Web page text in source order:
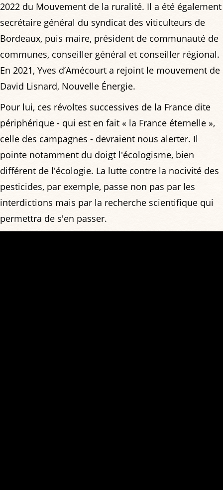
2022 du Mouvement de la ruralité. Il a été également
secrétaire général du syndicat des viticulteurs de
Bordeaux, puis maire, président de communauté de
communes, conseiller général et conseiller régional.
En 2021, Yves d’Amécourt a rejoint le mouvement de
David Lisnard, Nouvelle Énergie.
Pour lui, ces révoltes successives de la France dite
périphérique - qui est en fait « la France éternelle »,
celle des campagnes - devraient nous alerter. Il
pointe notamment du doigt l'écologisme, bien
différent de l'écologie. La lutte contre la nocivité des
pesticides, par exemple, passe non pas par les
interdictions mais par la recherche scientifique qui
permettra de s'en passer.